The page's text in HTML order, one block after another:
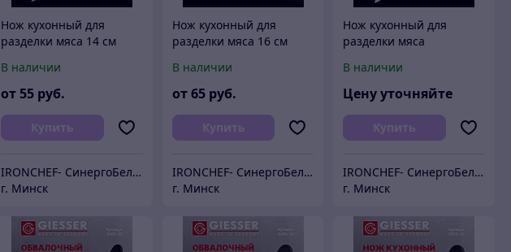
Нож кухонный для
разделки мяса 14 см
В наличии
от 55 руб.
Купить
IRONCHEF- СинергоБелСервис (для юр.лиц)
г. Минск
Нож кухонный для
разделки мяса 16 см
В наличии
от65 руб.
Купить
IRONCHEF- СинергоБелСервис (для юр.лиц)
г. Минск
Нож кухонный для
разделки мяса
см
В наличии
Цену уточняйте
Купить
IRONCHEF- СинергоБелСервис (для юр.лиц)
г. Минск